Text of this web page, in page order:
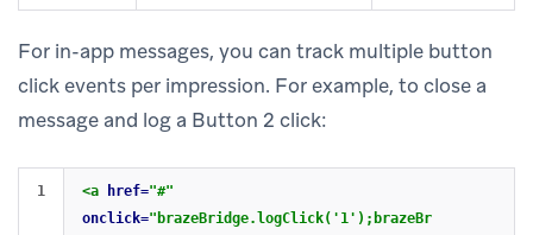
For in-app messages, you can track multiple button
click events per impression. For example, to close a
message and log a Button 2 click:
<a href="#"
onclick="brazeBridge.logClick('1');brazeBr